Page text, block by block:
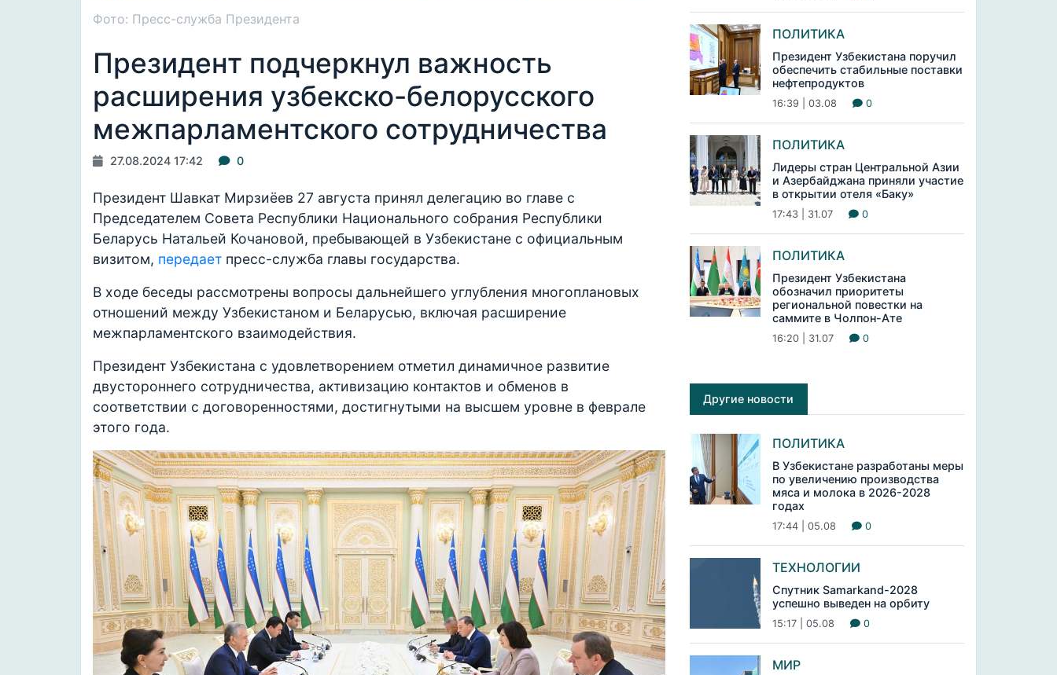
Фото: Пресс-служба Президента
Президент подчеркнул важность
расширения узбекско-белорусского
межпарламентского сотрудничества
27.08.2024 17:42 0
Президент Шавкат Мирзиёев 27 августа принял делегацию во главе с
Председателем Совета Республики Национального собрания Республики
Беларусь Натальей Кочановой, пребывающей в Узбекистане с официальным
визитом, передает пресс-служба главы государства.
В ходе беседы рассмотрены вопросы дальнейшего углубления многоплановых
отношений между Узбекистаном и Беларусью, включая расширение
межпарламентского взаимодействия.
Президент Узбекистана с удовлетворением отметил динамичное развитие
двустороннего сотрудничества, активизацию контактов и обменов в
соответствии с договоренностями, достигнутыми на высшем уровне в феврале
этого года.
ПОЛИТИКА
Президент Узбекистана поручил
обеспечить стабильные поставки
нефтепродуктов
16:39 | 03.08 0
ПОЛИТИКА
Лидеры стран Центральной Азии
и Азербайджана приняли участие
в открытии отеля «Баку»
17:43 | 31.07 0
ПОЛИТИКА
Президент Узбекистана
обозначил приоритеты
региональной повестки на
саммите в Чолпон-Ате
16:20 | 31.07 0
Другие новости
ПОЛИТИКА
В Узбекистане разработаны меры
по увеличению производства
мяса и молока в 2026-2028
годах
17:44 | 05.08 0
ТЕХНОЛОГИИ
Спутник Samarkand-2028
успешно выведен на орбиту
15:17 | 05.08 0
МИР